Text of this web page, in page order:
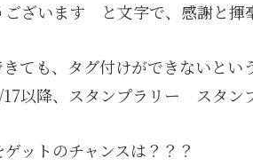
ざいます と文字で、感謝と揮
ても、タグ付けができないとい
以降、スタンプラリー スタン
ットのチャンスは？？？